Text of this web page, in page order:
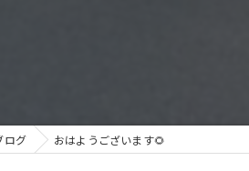
ログ おはようございます🌻